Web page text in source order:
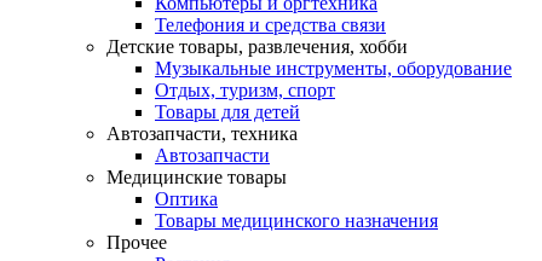
Телефония и средства связи
Детские товары, развлечения, хобби
Музыкальные инструменты, оборудование
Отдых, туризм, спорт
Товары для детей
Автозапчасти, техника
Автозапчасти
Медицинские товары
Оптика
Товары медицинского назначения
Прочее